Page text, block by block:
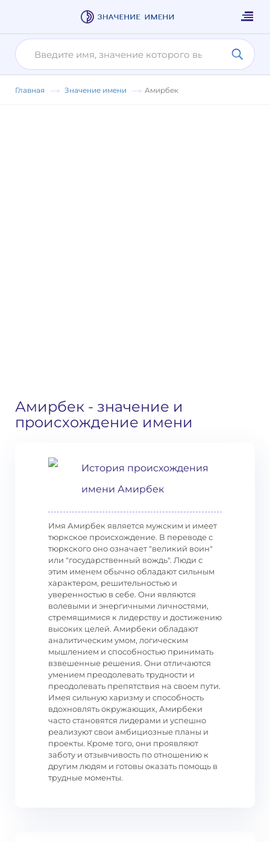
Главная Значение имени Амирбек
Амирбек - значение и
происхождение имени
История происхождения
имени Амирбек
Имя Амирбек является мужским и имеет
тюркское происхождение. В переводе с
тюркского оно означает "великий воин"
или "государственный вождь". Люди с
этим именем обычно обладают сильным
характером, решительностью и
уверенностью в себе. Они являются
волевыми и энергичными личностями,
стремящимися к лидерству и достижению
высоких целей. Амирбеки обладают
аналитическим умом, логическим
мышлением и способностью принимать
взвешенные решения. Они отличаются
умением преодолевать трудности и
преодолевать препятствия на своем пути.
Имея сильную харизму и способность
вдохновлять окружающих, Амирбеки
часто становятся лидерами и успешно
реализуют свои амбициозные планы и
проекты. Кроме того, они проявляют
заботу и отзывчивость по отношению к
другим людям и готовы оказать помощь в
трудные моменты.